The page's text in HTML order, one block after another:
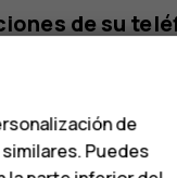
de su
la opción de
de las
de
Puedes